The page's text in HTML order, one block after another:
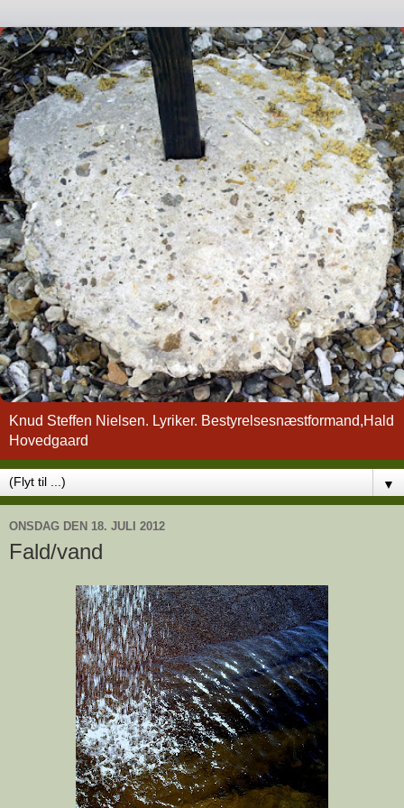
Knud Steffen Nielsen. Lyriker. Bestyrelsesnæstformand,Hald
Hovedgaard
▼
ONSDAG DEN 18. JULI 2012
Fald/vand